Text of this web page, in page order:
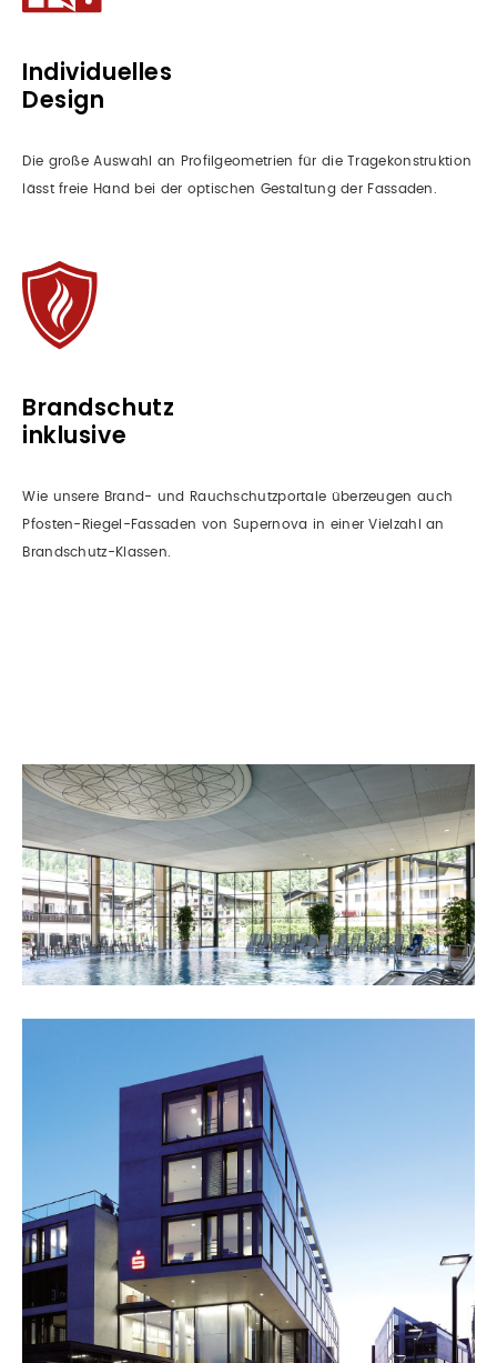
Individuelles
Design
Die große Auswahl an Profilgeometrien für die Tragekonstruktion
lässt freie Hand bei der optischen Gestaltung der Fassaden.
Brandschutz
inklusive
Wie unsere Brand- und Rauch­schutzportale überzeugen auch
Pfosten-Riegel-Fassaden von Supernova in einer Vielzahl an
Brandschutz-Klassen.